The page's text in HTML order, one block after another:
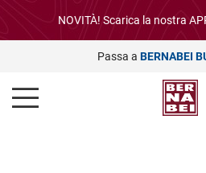
NOVITÀ! Scarica la nostra
Passa a BERNABEI